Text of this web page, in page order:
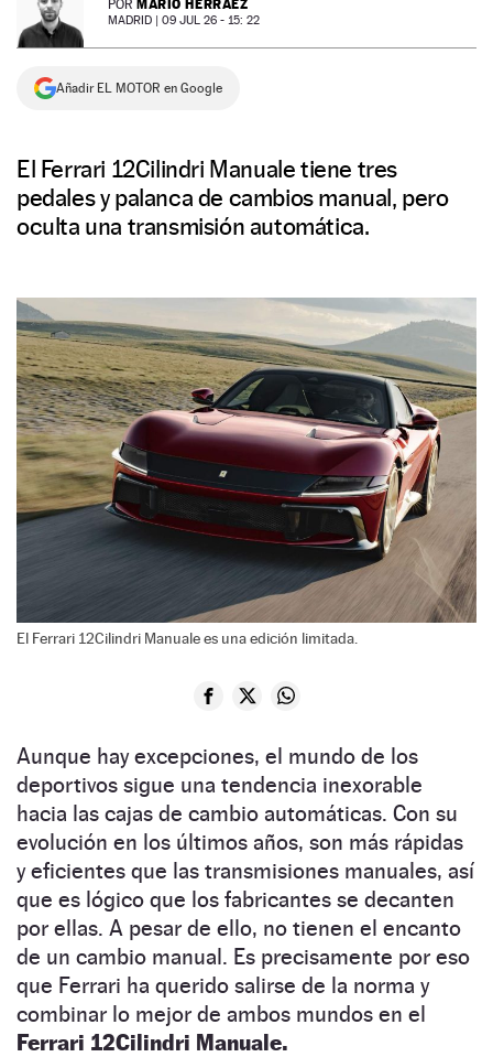
NEWSLETTER
SÍGUENOS
POR MARIO HERRÁEZ
MADRID | 09 JUL 26 - 15: 22
Añadir EL MOTOR en Google
El Ferrari 12Cilindri Manuale tiene tres
pedales y palanca de cambios manual, pero
oculta una transmisión automática.
El Ferrari 12Cilindri Manuale es una edición limitada.
Aunque hay excepciones, el mundo de los
deportivos sigue una tendencia inexorable
hacia las cajas de cambio automáticas. Con su
evolución en los últimos años, son más rápidas
y eficientes que las transmisiones manuales, así
que es lógico que los fabricantes se decanten
por ellas. A pesar de ello, no tienen el encanto
de un cambio manual. Es precisamente por eso
que Ferrari ha querido salirse de la norma y
combinar lo mejor de ambos mundos en el
Ferrari 12Cilindri Manuale.